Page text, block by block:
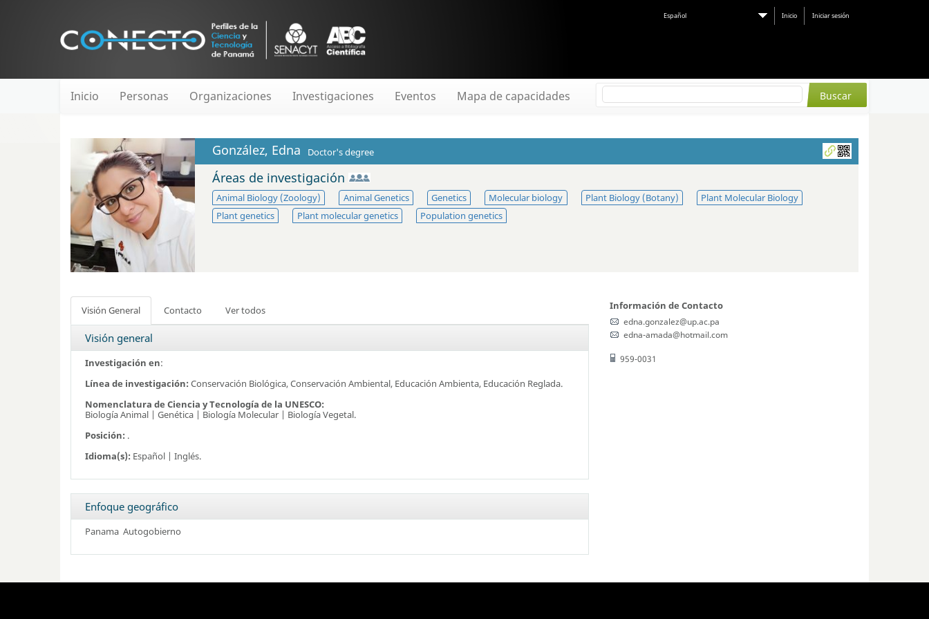
Español Inicio Iniciar sesión
Inicio Personas Organizaciones Investigaciones Eventos Mapa de capacidades
González, Edna Doctor's degree
Áreas de investigación
Animal Biology (Zoology) Animal Genetics Genetics Molecular biology Plant Biology (Botany)
Plant Molecular Biology
Plant genetics
Plant molecular genetics Population genetics
Visión General Contacto Ver todos
Visión general
Investigación en:
Línea de investigación: Conservación Biológica, Conservación Ambiental, Educación Ambienta, Educación Reglada.
Nomenclatura de Ciencia y Tecnología de la UNESCO:
Biología Animal | Genética | Biología Molecular | Biología Vegetal.
Posición: .
Idioma(s): Español | Inglés.
Enfoque geográfico
Panama Autogobierno
Información de Contacto
edna.gonzalez@up.ac.pa
edna-amada@hotmail.com
959-0031